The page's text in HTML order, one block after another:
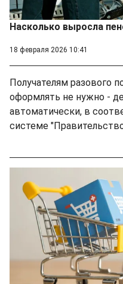
Насколько выросла
18 февраля 2026 10:41
Получателям разового
оформлять не нужно -
автоматически, в
системе